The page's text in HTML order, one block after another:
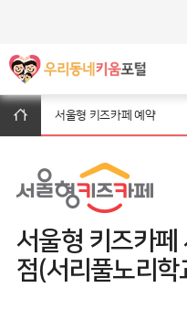
서울형 키즈카페 예약
서울형 키즈카
점(서리풀노리